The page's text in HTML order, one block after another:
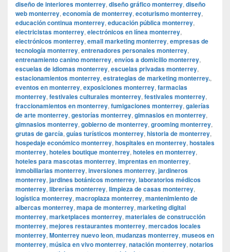
diseño de interiores monterrey, diseño gráfico monterrey, diseño
web monterrey, economía de monterrey, ecoturismo monterrey,
educación continua monterrey, educación pública monterrey,
electricistas monterrey, electrónicos en línea monterrey,
electrónicos monterrey, email marketing monterrey, empresas de
tecnología monterrey, entrenadores personales monterrey,
entrenamiento canino monterrey, envíos a domicilio monterrey,
escuelas de idiomas monterrey, escuelas privadas monterrey,
estacionamientos monterrey, estrategias de marketing monterrey.,
eventos en monterrey, exposiciones monterrey, farmacias
monterrey, festivales culturales monterrey, festivales monterrey,
fraccionamientos en monterrey, fumigaciones monterrey, galerías
de arte monterrey, gestorías monterrey, gimnasios en monterrey,
gimnasios monterrey, gobierno de monterrey, grooming monterrey,
grutas de garcía, guías turísticos monterrey, historia de monterrey,
hospedaje económico monterrey, hospitales en monterrey, hostales
monterrey, hoteles boutique monterrey, hoteles en monterrey,
hoteles para mascotas monterrey, imprentas en monterrey,
inmobiliarias monterrey, inversiones monterrey, jardineros
monterrey, jardines botánicos monterrey, laboratorios médicos
monterrey, librerías monterrey, limpieza de casas monterrey,
logística monterrey, macroplaza monterrey, mantenimiento de
albercas monterrey, mapa de monterrey, marketing digital
monterrey, marketplaces monterrey, materiales de construcción
monterrey, mejores restaurantes monterrey, mercados locales
monterrey, Monterrey nuevo leon, mudanzas monterrey, museos en
monterrey, música en vivo monterrey, natación monterrey, notarios